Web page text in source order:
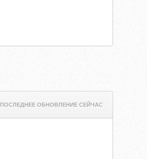
ПОСЛЕДНЕЕ ОБНОВЛЕНИЕ СЕЙЧАС